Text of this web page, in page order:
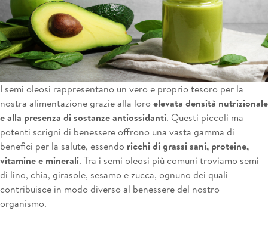
I semi oleosi rappresentano un vero e proprio tesoro per la
nostra alimentazione grazie alla loro elevata densità nutrizionale
e alla presenza di sostanze antiossidanti. Questi piccoli ma
potenti scrigni di benessere offrono una vasta gamma di
benefici per la salute, essendo ricchi di grassi sani, proteine,
vitamine e minerali. Tra i semi oleosi più comuni troviamo semi
di lino, chia, girasole, sesamo e zucca, ognuno dei quali
contribuisce in modo diverso al benessere del nostro
organismo.